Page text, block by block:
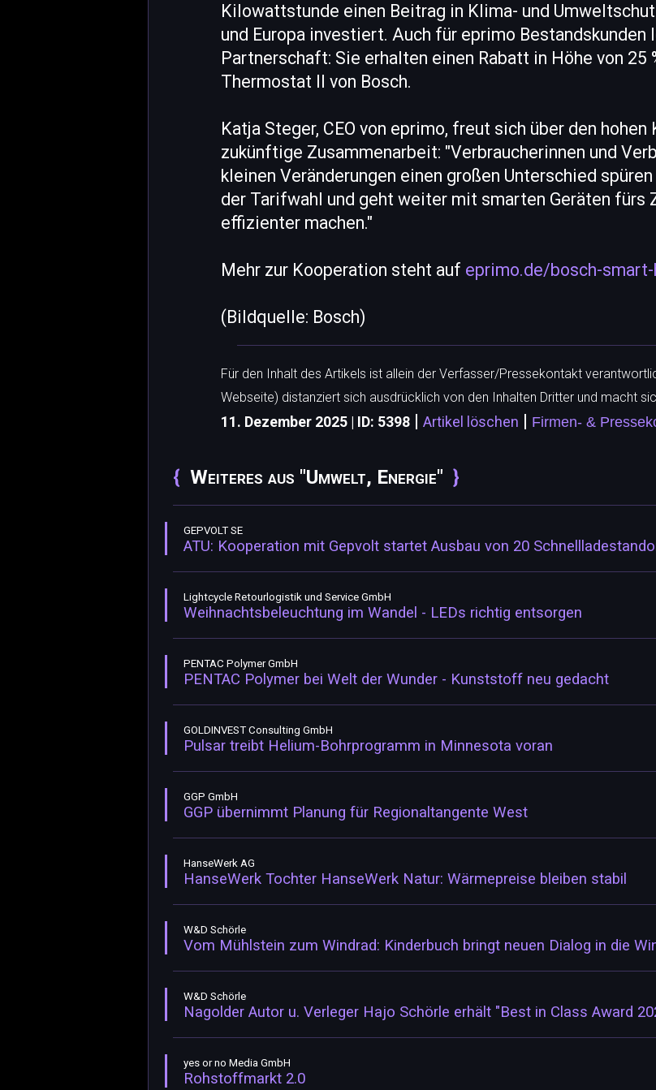
Kilowattstunde einen Beitrag in Klima- und
und Europa investiert. Auch für eprimo Bestandskunden
Partnerschaft: Sie erhalten einen Rabatt in Höhe von 25
Thermostat II von Bosch.
Katja Steger, CEO von eprimo, freut sich über den hohen
zukünftige Zusammenarbeit: "Verbraucherinnen und
kleinen Veränderungen einen großen Unterschied
der Tarifwahl und geht weiter mit smarten Geräten fürs
effizienter machen."
Mehr zur Kooperation steht auf eprimo.de/bosch-
(Bildquelle: Bosch)
Für den Inhalt des Artikels ist allein der Verfasser/Pressekontakt
Webseite) distanziert sich ausdrücklich von den Inhalten Dritter und macht
11. Dezember 2025 | ID: 5398 | Artikel löschen | Firmen- &
Weiteres aus "Umwelt, Energie"
GEPVOLT SE
ATU: Kooperation mit Gepvolt startet Ausbau von 20
Lightcycle Retourlogistik und Service GmbH
Weihnachtsbeleuchtung im Wandel - LEDs richtig entsorgen
PENTAC Polymer GmbH
PENTAC Polymer bei Welt der Wunder - Kunststoff neu gedacht
GOLDINVEST Consulting GmbH
Pulsar treibt Helium-Bohrprogramm in Minnesota voran
GGP GmbH
GGP übernimmt Planung für Regionaltangente West
HanseWerk AG
HanseWerk Tochter HanseWerk Natur: Wärmepreise bleiben stabil
W&D Schörle
Vom Mühlstein zum Windrad: Kinderbuch bringt neuen Dialog in die
W&D Schörle
Nagolder Autor u. Verleger Hajo Schörle erhält "Best in Class Award
yes or no Media GmbH
Rohstoffmarkt 2.0